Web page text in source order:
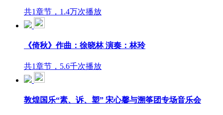
共1章节，1.4万次播放
《倚秋》作曲：徐晓林 演奏：林玲
共1章节，5.6千次播放
敦煌国乐“素、诉、塑” 宋心馨与溯筝团专场音乐会